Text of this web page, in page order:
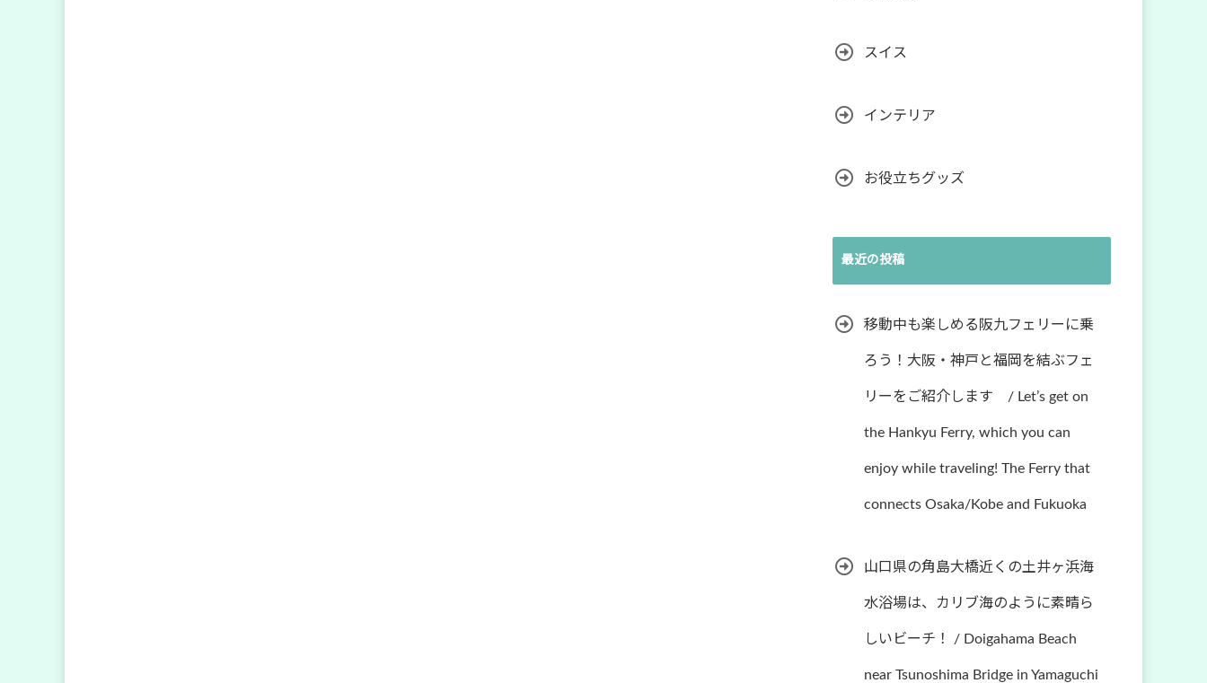
スイス
インテリア
お役立ちグッズ
最近の投稿
移動中も楽しめる阪九フェリーに乗
ろう！大阪・神戸と福岡を結ぶフェ
リーをご紹介します / Let’s get on
the Hankyu Ferry, which you can
enjoy while traveling! The Ferry that
connects Osaka/Kobe and Fukuoka
山口県の角島大橋近くの土井ヶ浜海
水浴場は、カリブ海のように素晴ら
しいビーチ！ / Doigahama Beach
near Tsunoshima Bridge in Yamaguchi